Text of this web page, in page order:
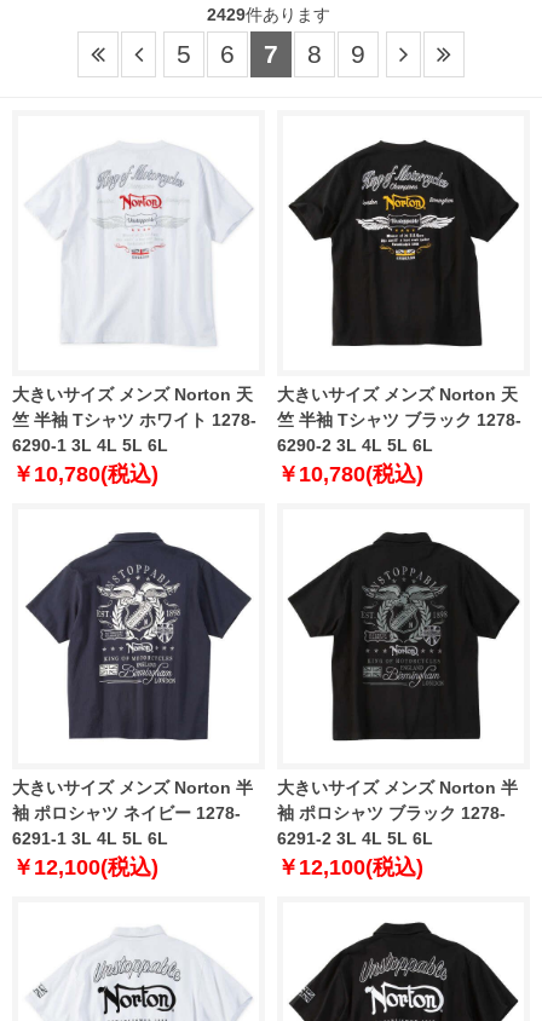
2429件あります
5 6 7 8 9
大きいサイズ メンズ Norton 天
竺 半袖 Tシャツ ホワイト 1278-
6290-1 3L 4L 5L 6L
￥10,780(税込)
大きいサイズ メンズ Norton 天
竺 半袖 Tシャツ ブラック 1278-
6290-2 3L 4L 5L 6L
￥10,780(税込)
大きいサイズ メンズ Norton 半
袖 ポロシャツ ネイビー 1278-
6291-1 3L 4L 5L 6L
￥12,100(税込)
大きいサイズ メンズ Norton 半
袖 ポロシャツ ブラック 1278-
6291-2 3L 4L 5L 6L
￥12,100(税込)